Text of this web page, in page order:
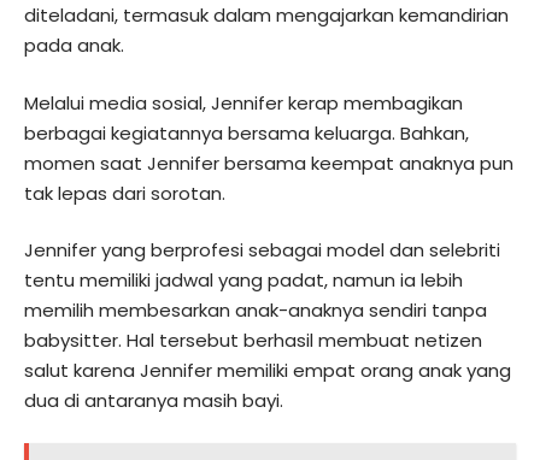
diteladani, termasuk dalam mengajarkan kemandirian
pada anak.
Melalui media sosial, Jennifer kerap membagikan
berbagai kegiatannya bersama keluarga. Bahkan,
momen saat Jennifer bersama keempat anaknya pun
tak lepas dari sorotan.
Jennifer yang berprofesi sebagai model dan selebriti
tentu memiliki jadwal yang padat, namun ia lebih
memilih membesarkan anak-anaknya sendiri tanpa
babysitter. Hal tersebut berhasil membuat netizen
salut karena Jennifer memiliki empat orang anak yang
dua di antaranya masih bayi.